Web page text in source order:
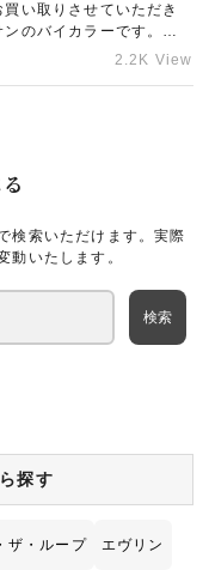
検索いただけます。実際
動いたします。
探す
ザ・ループ エヴリン
い取りさせていただき
のバイカラーです。お
ち込みいただけたため、
2.2K View